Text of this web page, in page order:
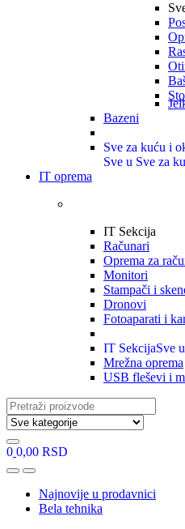
Bazeni
Sve za kuću i
Sve u Sve za
IT oprema
IT Sekcija
Računari
Oprema za
Monitori
Stampači i
Dronovi
Fotoaparati i
IT SekcijaSve
Mrežna oprema
USB fleševi i
Search
for:
0 0,00 RSD
OpenClose
Najnovije u prodavnici
Bela tehnika